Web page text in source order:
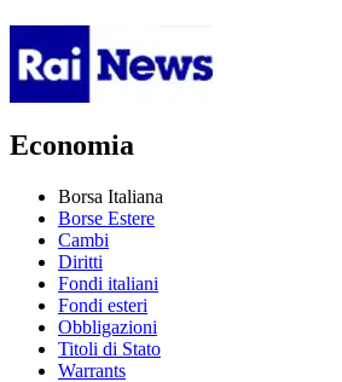
Economia
Borsa Italiana
Borse Estere
Cambi
Diritti
Fondi italiani
Fondi esteri
Obbligazioni
Titoli di Stato
Warrants